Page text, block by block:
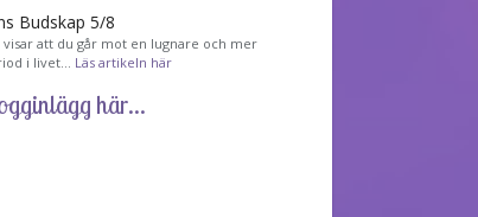
Budskap 5/8
visar att du går mot en lugnare och mer
i livet… Läs artikeln här
här...